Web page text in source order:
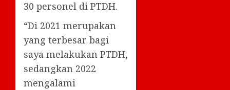
30 personel di PTDH.
“Di 2021 merupakan
yang terbesar bagi
saya melakukan PTDH,
sedangkan 2022
mengalami